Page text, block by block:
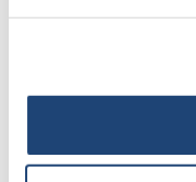
filmstructuur en is lager
Indiumoxide wordt
dunne film
antistatische coatings.